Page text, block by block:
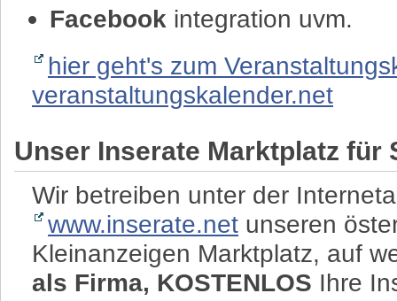
Facebook integration uvm.
hier geht's zum
veranstaltungskalender.net
Unser Inserate Marktplatz für
Wir betreiben unter der
www.inserate.net unseren
Kleinanzeigen Marktplatz, auf
als Firma, KOSTENLOS Ihre